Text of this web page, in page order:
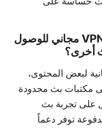
هل يمكنني الاعتماد على VPN مجاني للوصول
لبعض المحتوى،
مكتبات بث محدودة
على تجربة بث
توفر دعماً